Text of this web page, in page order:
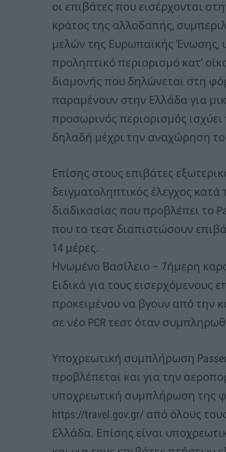
οι επιβάτες που εισέρχονται
κράτος της αλλοδαπής,
μελών της Ευρωπαϊκής Ένωσης,
προληπτικό περιορισμό κατ’
διαμονής που δηλώνεται στη
παραμένουν στην Ελλάδα για
προσωρινός περιορισμός
δηλαδή μέχρι την αναχώρηση
Επίσης στους επιβάτες
δειγματοληπτικός έλεγχος
διαδικασίας που προβλέπει το
που τα τεστ διαπιστώσουν
14 μέρες.
Ηνωμένο Βασίλειο – 7ήμερη
Ειδικά για τους εισερχόμενους
προκειμένου να βγουν από την
σε νέο PCR τεστ όταν
Υποχρεωτική συμπλήρωση
προβλέπεται και για την
υποχρεωτική συμπλήρωση της
https://travel.gov.gr/ από όλους
Ελλάδα. Επίσης είναι